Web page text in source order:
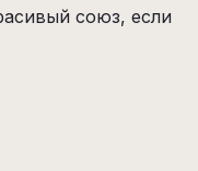
союз, если